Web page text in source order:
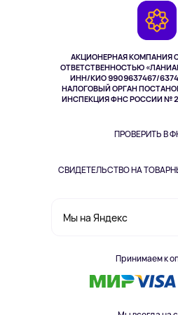
АКЦИОНЕРНАЯ КОМПАНИЯ
ОТВЕТСТВЕННОСТЬЮ
ИНН/КИО 9909637467/
НАЛОГОВЫЙ ОРГАН
ИНСПЕКЦИЯ ФНС РОССИИ №
ПРОВЕРИТЬ В
СВИДЕТЕЛЬСТВО НА
Мы на Яндекс
Принимаем к
Здоровье питомцев
Одежда и аксессуары